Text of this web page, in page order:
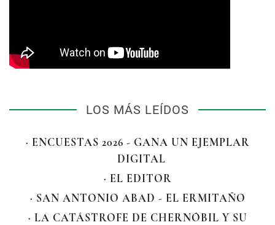
LOS MÁS LEÍDOS
· ENCUESTAS 2026 - GANA UN EJEMPLAR
DIGITAL
· EL EDITOR
· SAN ANTONIO ABAD - EL ERMITAÑO
· LA CATÁSTROFE DE CHERNÓBIL Y SU